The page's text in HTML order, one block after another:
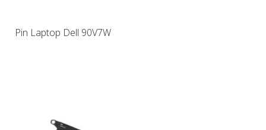
Pin Laptop Dell 90V7W